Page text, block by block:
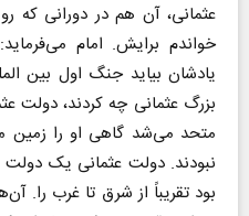
عثمانی، آن هم در دورانی که
خواندم برایش. امام
یادشان بیاید جنگ اول بین
بزرگ عثمانی چه کردند، دولت
متحد می‌شد گاهی او را زمین
نبودند. دولت عثمانی یک
بود تقریباً از شرق تا غرب را.